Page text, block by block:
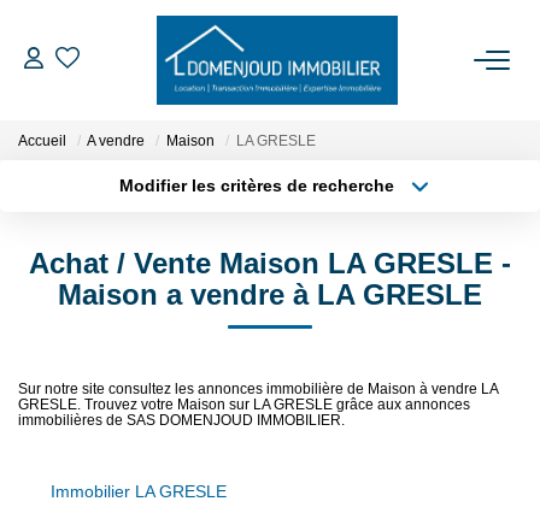
ACHETER
LOUER
NOTRE AGENCE
Accueil A vendre Maison LA GRESLE
Modifier les critères de recherche
Sélectionnez...
Type de bien
Surface min
Créer une alerte
Achat / Vente Maison LA GRESLE -
Maison a vendre à LA GRESLE
Sur notre site consultez les annonces immobilière de Maison à vendre LA
GRESLE. Trouvez votre Maison sur LA GRESLE grâce aux annonces
immobilières de SAS DOMENJOUD IMMOBILIER.
Immobilier LA GRESLE